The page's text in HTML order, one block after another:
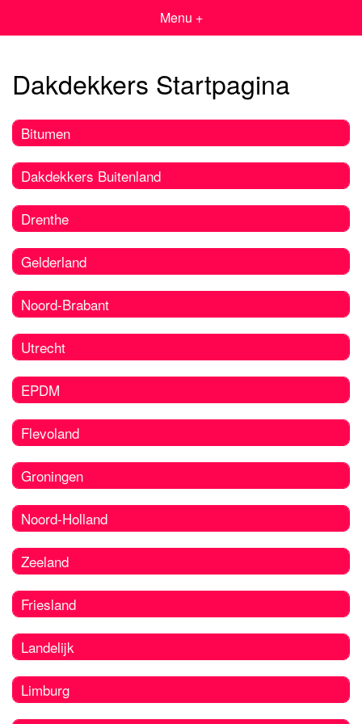
Menu +
Dakdekkers Startpagina
Bitumen
Dakdekkers Buitenland
Drenthe
Gelderland
Noord-Brabant
Utrecht
EPDM
Flevoland
Groningen
Noord-Holland
Zeeland
Friesland
Landelijk
Limburg